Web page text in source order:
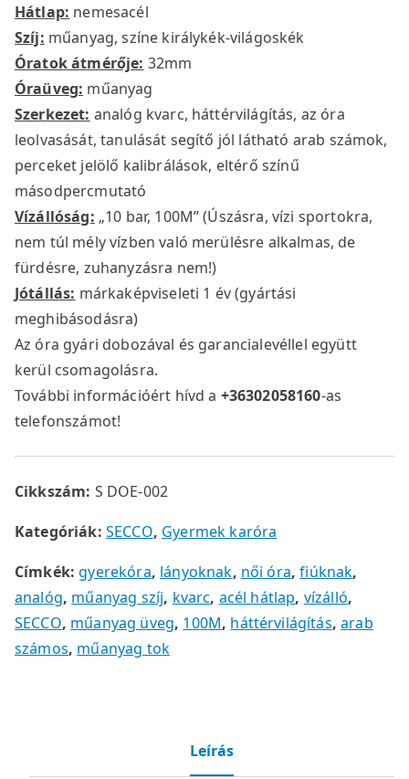
Hátlap: nemesacél
Szíj: műanyag, színe királykék-világoskék
Óratok átmérője: 32mm
Óraüveg: műanyag
Szerkezet: analóg kvarc, háttérvilágítás, az óra
leolvasását, tanulását segítő jól látható arab számok,
perceket jelölő kalibrálások, eltérő színű
másodpercmutató
Vízállóság: „10 bar, 100M” (Úszásra, vízi sportokra,
nem túl mély vízben való merülésre alkalmas, de
fürdésre, zuhanyzásra nem!)
Jótállás: márkaképviseleti 1 év (gyártási
meghibásodásra)
Az óra gyári dobozával és garancialevéllel együtt
kerül csomagolásra.
További információért hívd a +36302058160-as
telefonszámot!
Cikkszám: S DOE-002
Kategóriák: SECCO, Gyermek karóra
Címkék:gyerekóra, lányoknak, női óra,fiúknak,
analóg, műanyag szíj, kvarc, acél hátlap, vízálló,
SECCO, műanyag üveg, 100M, háttérvilágítás,arab
számos, műanyag tok
Leírás